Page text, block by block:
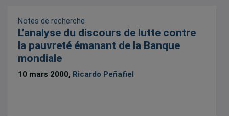
Notes de recherche
L’analyse du discours de lutte contre
la pauvreté émanant de la Banque
mondiale
10 mars 2000, Ricardo Peñafiel